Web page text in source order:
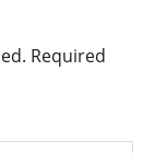
Required